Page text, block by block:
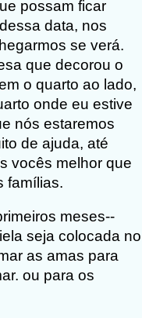
possam ficar
data, nos
se verá.
que decorou o
o quarto ao lado,
onde eu estive
nós estaremos
de ajuda, até
vocês melhor que
famílias.
meses--
seja colocada no
as amas para
ou para os